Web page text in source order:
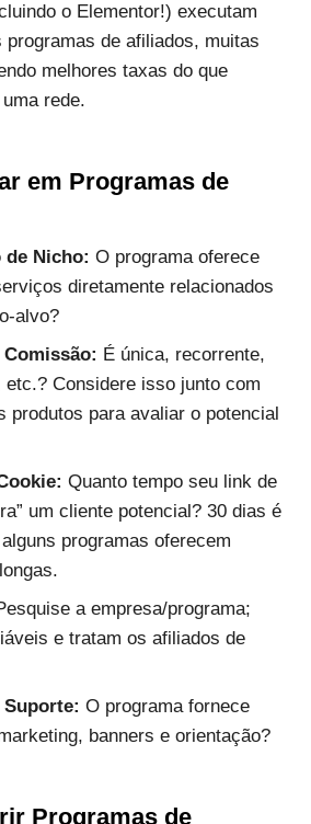
o Elementor!) executam
programas de afiliados, muitas
melhores taxas do que
rede.
em Programas de
Nicho: O programa oferece
diretamente relacionados
alvo?
É única, recorrente,
etc.? Considere isso junto com
produtos para avaliar o potencial
Quanto tempo seu link de
um cliente potencial? 30 dias é
programas oferecem
a empresa/programa;
e tratam os afiliados de
Suporte: O programa fornece
banners e orientação?
Programas de